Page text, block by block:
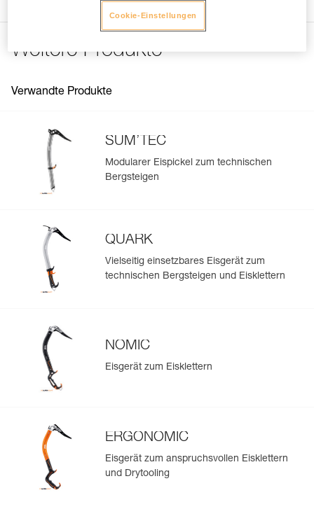
Referenz : U19 ICE
Gewicht : 129 g
See all technical content
Weitere Produkte
Verwandte Produkte
SUM’TEC
Modularer Eispickel zum technischen
Bergsteigen
QUARK
Vielseitig einsetzbares Eisgerät zum
technischen Bergsteigen und Eisklettern
NOMIC
Eisgerät zum Eisklettern
ERGONOMIC
Eisgerät zum anspruchsvollen Eisklettern
und Drytooling
Cookie-Einstellungen